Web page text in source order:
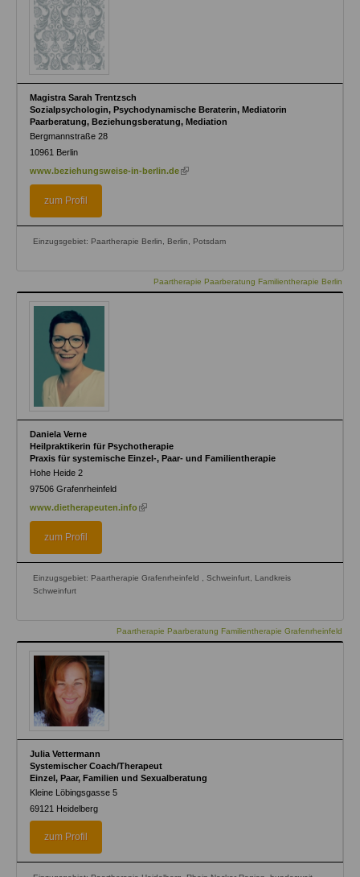
Magistra Sarah Trentzsch
Sozialpsychologin, Psychodynamische Beraterin, Mediatorin
Paarberatung, Beziehungsberatung, Mediation
Bergmannstraße 28
10961 Berlin
www.beziehungsweise-in-berlin.de (link
zum Profil
Einzugsgebiet: Paartherapie Berlin, Berlin, Potsdam
Paartherapie Paarberatung Familientherapie Berlin
Daniela Verne
Heilpraktikerin für Psychotherapie
Praxis für systemische Einzel-, Paar- und Familientherapie
Hohe Heide 2
97506 Grafenrheinfeld
www.dietherapeuten.info(link
zum Profil
Einzugsgebiet: Paartherapie Grafenrheinfeld , Schweinfurt, Landkreis
Schweinfurt
Paartherapie Paarberatung Familientherapie Grafenrheinfeld
Julia Vettermann
Systemischer Coach/Therapeut
Einzel, Paar, Familien und Sexualberatung
Kleine Löbingsgasse 5
69121 Heidelberg
zum Profil